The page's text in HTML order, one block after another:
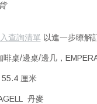
查詢清單 以進一步瞭解
啡桌/邊桌/邊几，
55.4 厘米
丹麥